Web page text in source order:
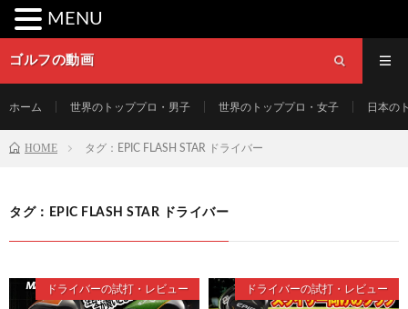
ゴルフの動画
ホーム 世界のトッププロ・男子 世界のトッププロ・女子 日本の
HOME タグ：EPIC FLASH STAR ドライバー
タグ：EPIC FLASH STAR ドライバー
ドライバーの試打・レビュー ドライバーの試打・レビュー
MENU